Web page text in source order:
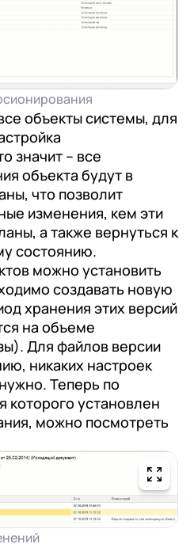
объекты системы, для
значит – все
объекта будут в
что позволит
изменения, кем эти
а также вернуться к
состоянию.
можно установить
создавать новую
хранения этих версий
на объеме
Для файлов версии
никаких настроек
Теперь по
которого установлен
можно посмотреть